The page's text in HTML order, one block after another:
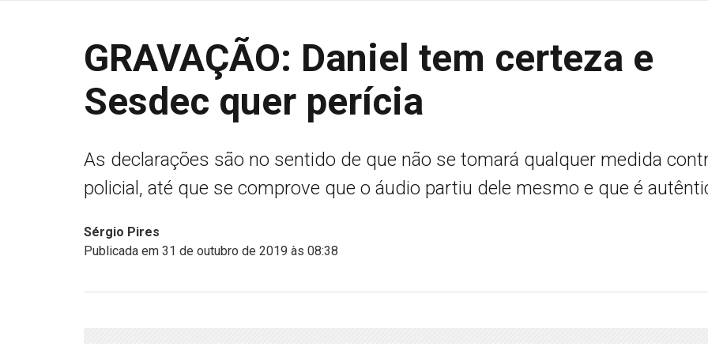
GRAVAÇÃO: Daniel tem certeza e
Sesdec quer perícia
As declarações são no sentido de que não se tomará qualquer medida
policial, até que se comprove que o áudio partiu dele mesmo e que é
Sérgio Pires
Publicada em 31 de outubro de 2019 às 08:38